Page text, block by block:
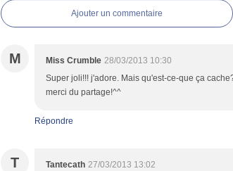
Ajouter un commentaire
M Miss Crumble 28/03/2013 10:30
Super joli!!! j'adore. Mais qu'est-ce-que ça
merci du partage!^^
Répondre
T Tantecath 27/03/2013 13:02